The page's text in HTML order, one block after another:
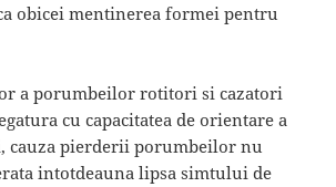
obicei mentinerea formei pentru
a porumbeilor rotitori si cazatori
cu capacitatea de orientare a
cauza pierderii porumbeilor nu
intotdeauna lipsa simtului de